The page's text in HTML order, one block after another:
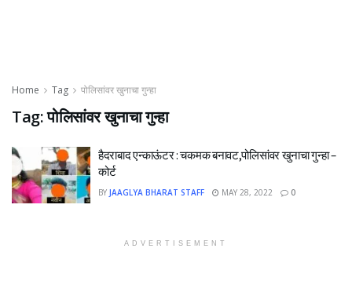
Home Tag पोलिसांवर खुनाचा गुन्हा
Tag:पोलिसांवर खुनाचा गुन्हा
हैदराबाद एन्काऊंटर : चकमक बनावट,पोलिसांवर खुनाचा गुन्हा –
कोर्ट
BY JAAGLYA BHARAT STAFF MAY 28, 2022 0
ADVERTISEMENT